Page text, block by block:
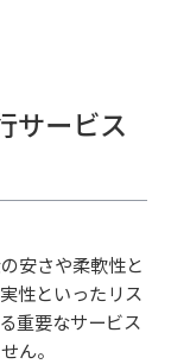
サービス
安さや柔軟性と
性といったリス
重要なサービス
ん。